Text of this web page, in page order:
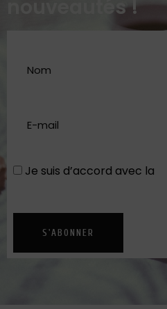
nouveautés !
Je suis d’accord avec la
S'ABONNER